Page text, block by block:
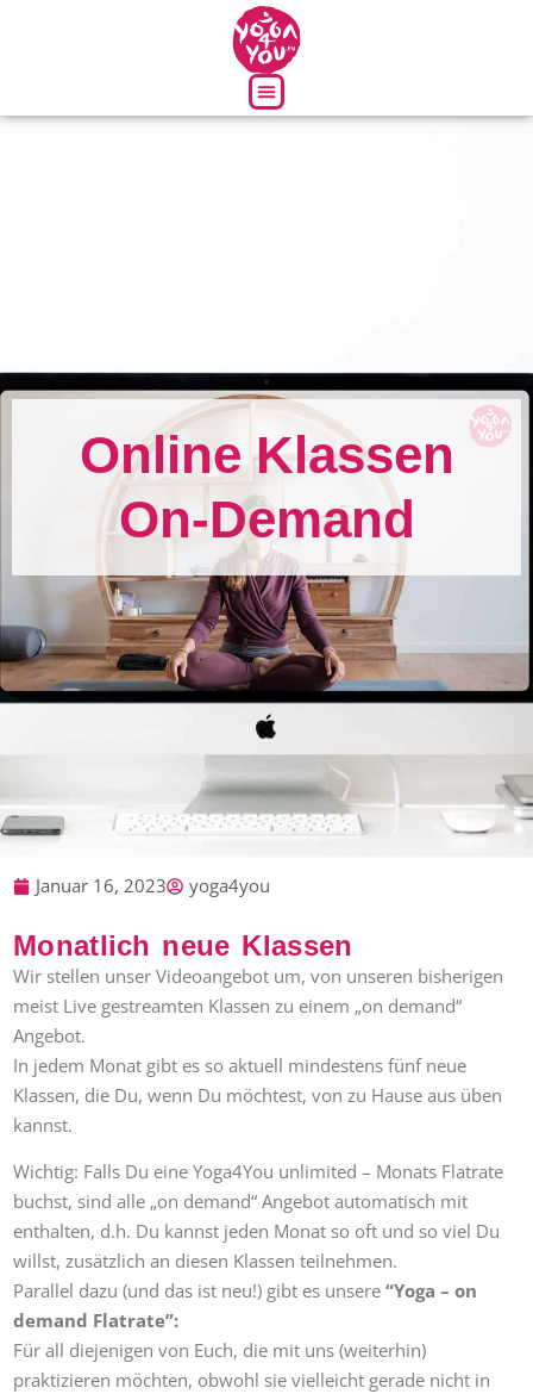
Online Klassen
On-Demand
Januar 16, 2023 yoga4you
Monatlich neue Klassen
Wir stellen unser Videoangebot um, von unseren bisherigen
meist Live gestreamten Klassen zu einem „on demand“
Angebot.
In jedem Monat gibt es so aktuell mindestens fünf neue
Klassen, die Du, wenn Du möchtest, von zu Hause aus üben
kannst.
Wichtig: Falls Du eine Yoga4You unlimited – Monats Flatrate
buchst, sind alle „on demand“ Angebot automatisch mit
enthalten, d.h. Du kannst jeden Monat so oft und so viel Du
willst, zusätzlich an diesen Klassen teilnehmen.
Parallel dazu (und das ist neu!) gibt es unsere “Yoga – on
demand Flatrate”:
Für all diejenigen von Euch, die mit uns (weiterhin)
praktizieren möchten, obwohl sie vielleicht gerade nicht in